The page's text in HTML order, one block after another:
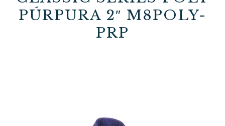
PÚRPURA 2″ M8POLY-
PRP